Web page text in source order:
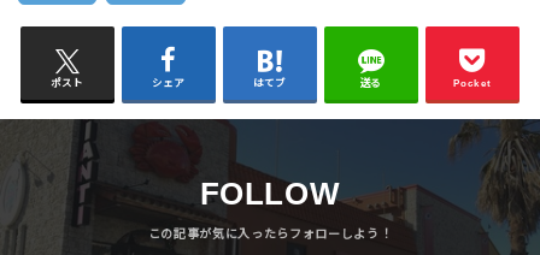
ポスト シェア はてブ 送る Pocket
FOLLOW